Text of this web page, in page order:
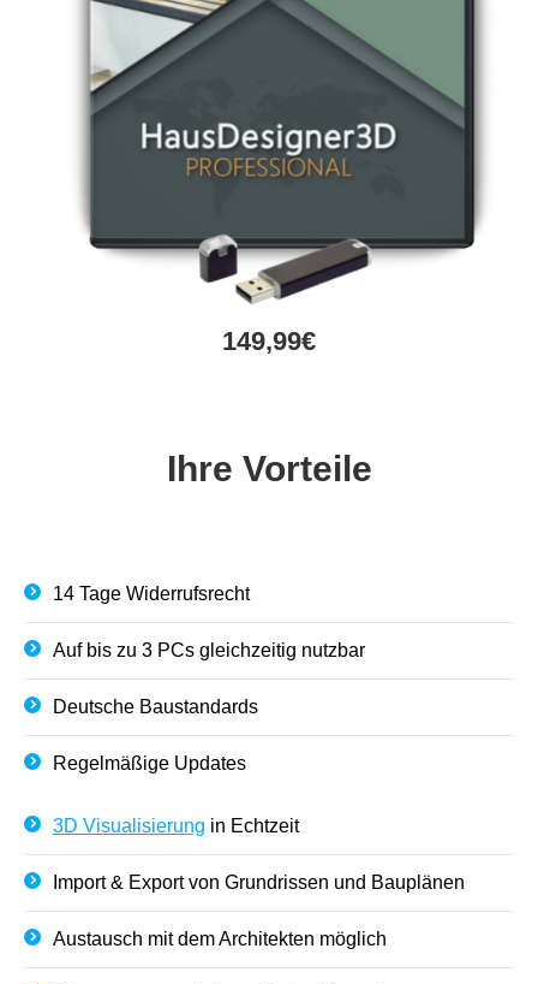
149,99€
Ihre Vorteile
14 Tage Widerrufsrecht
Auf bis zu 3 PCs gleichzeitig nutzbar
Deutsche Baustandards
Regelmäßige Updates
3D Visualisierung in Echtzeit
Import & Export von Grundrissen und Bauplänen
Austausch mit dem Architekten möglich